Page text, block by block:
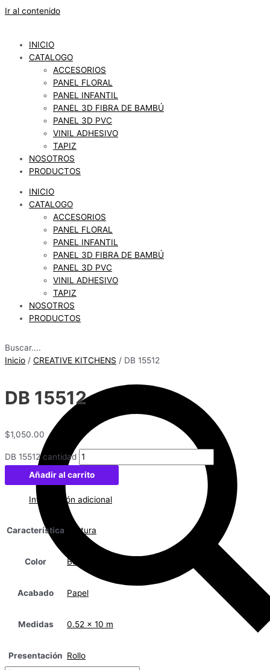
Ir al contenido
INICIO
CATALOGO
ACCESORIOS
PANEL FLORAL
PANEL INFANTIL
PANEL 3D FIBRA DE BAMBÚ
PANEL 3D PVC
VINIL ADHESIVO
TAPIZ
NOSOTROS
PRODUCTOS
INICIO
CATALOGO
ACCESORIOS
PANEL FLORAL
PANEL INFANTIL
PANEL 3D FIBRA DE BAMBÚ
PANEL 3D PVC
VINIL ADHESIVO
TAPIZ
NOSOTROS
PRODUCTOS
Buscar....
Inicio / CREATIVE KITCHENS / DB 15512
DB 15512
$1,050.00
DB 15512 cantidad
Añadir al carrito
Información adicional
Característica Textura
Color Beige
Acabado Papel
Medidas 0.52 x 10 m
Presentación Rollo